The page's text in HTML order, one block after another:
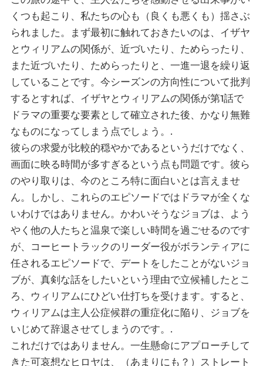
くつも起こり、私たちの心も（良くも悪くも）揺さぶ
られました。まず最初に触れておきたいのは、イザヤ
とウィリアムの関係が、近づいたり、ためらったり、
また近づいたり、ためらったりと、一進一退を繰り返
していることです。今シーズンの方向性について批判
するとすれば、イザヤとウィリアムの関係が第1話で
ドラマの重要な要素として確立された後、かなり無難
なものになってしまう点でしょう。.
彼らの求愛が比較的穏やかであるというだけでなく、
画面に映る時間が多すぎるという点も問題です。彼ら
のやり取りは、今のところ特に面白いとは言えませ
ん。しかし、これらのエピソードではドラマが全くな
いわけではありません。かわいそうなジョブは、よう
やく他の人たちと温泉で楽しい時間を過ごせるのです
が、コーヒートラックのリーダー役がボランティアに
任されるエピソードで、デートをしたことがないジョ
ブが、真剣な話をしたいという理由で立候補したとこ
ろ、ウィリアムにひどい仕打ちを受けます。すると、
ウィリアムは主人公症候群の重症化に陥り、ジョブを
いじめて辞退させてしまうのです。.
これだけではありません。一生懸命にアプローチして
きた可哀想なヒロヤは、（あまりにも？）ストレート